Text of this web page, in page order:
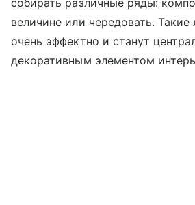
собирать различные ряды:
величине или чередовать.
очень эффектно и станут
декоративным элементом